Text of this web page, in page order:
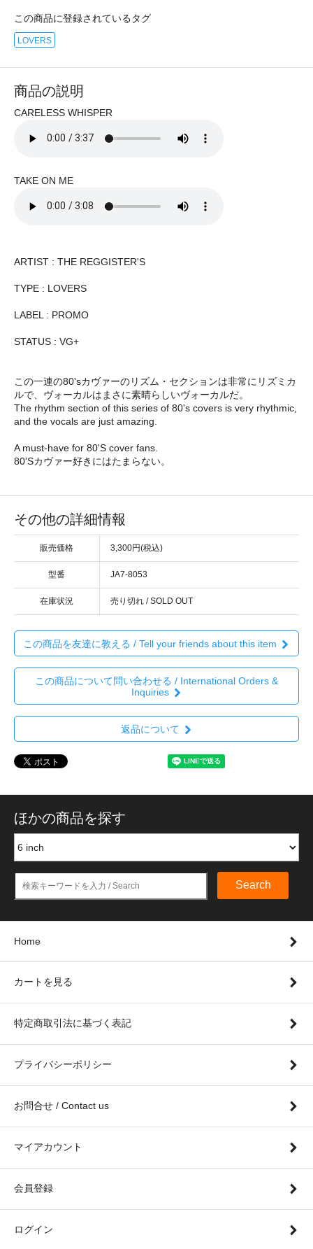
この商品に登録されているタグ
LOVERS
商品の説明
CARELESS WHISPER
TAKE ON ME
ARTIST : THE REGGISTER'S
TYPE : LOVERS
LABEL : PROMO
STATUS : VG+
この一連の80'sカヴァーのリズム・セクションは非常にリズミカ
ルで、ヴォーカルはまさに素晴らしいヴォーカルだ。
The rhythm section of this series of 80's covers is very rhythmic,
and the vocals are just amazing.
A must-have for 80'S cover fans.
80'Sカヴァー好きにはたまらない。
その他の詳細情報
販売価格 3,300円(税込)
型番 JA7-8053
在庫状況 売り切れ / SOLD OUT
この商品を友達に教える / Tell your friends about this item
この商品について問い合わせる / International Orders &
Inquiries
返品について
ほかの商品を探す
Search
Home
カートを見る
特定商取引法に基づく表記
プライバシーポリシー
お問合せ / Contact us
マイアカウント
会員登録
ログイン